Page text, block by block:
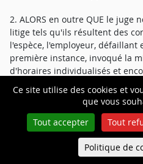
Ce site utilise des cookies et
que vous
Tout accepter
Tout
Politique de
2. ALORS en outre QUE le
litige tels qu'ils résultent des
l'espèce, l'employeur, défaillant
première instance, invoqué la
d'horaires individualisés et
qu'en fondant sa décision sur
individualisés, la cour d'appel
et violé l'article 4 du code de
3. ALORS QU'aux termes des
du code du travail, dans leur
Queue-Fair